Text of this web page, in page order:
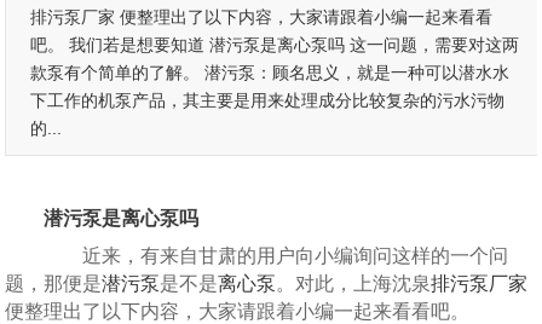
排污泵厂家 便整理出了以下内容，大家请跟着小编一起来看看
吧。 我们若是想要知道 潜污泵是离心泵吗 这一问题，需要对这两
款泵有个简单的了解。 潜污泵：顾名思义，就是一种可以潜水水
下工作的机泵产品，其主要是用来处理成分比较复杂的污水污物
的...
潜污泵是离心泵吗
近来，有来自甘肃的用户向小编询问这样的一个问
题，那便是潜污泵是不是离心泵。对此，上海沈泉排污泵厂家
便整理出了以下内容，大家请跟着小编一起来看看吧。